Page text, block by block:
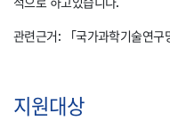
관련근거: 「국가과학기술연구
지원대상